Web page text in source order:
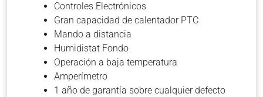
Controles Electrónicos
Gran capacidad de calentador PTC
Mando a distancia
Humidistat Fondo
Operación a baja temperatura
Amperímetro
1 año de garantía sobre cualquier defecto